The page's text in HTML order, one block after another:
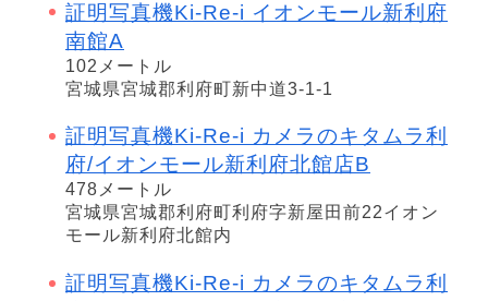
証明写真機Ki-Re-i イオンモール新利府
南館A
102メートル
宮城県宮城郡利府町新中道3-1-1
証明写真機Ki-Re-i カメラのキタムラ利
府/イオンモール新利府北館店B
478メートル
宮城県宮城郡利府町利府字新屋田前22イオン
モール新利府北館内
証明写真機Ki-Re-i カメラのキタムラ利